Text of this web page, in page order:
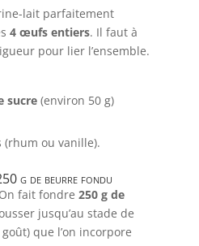
lait parfaitement
4 œufs entiers. Il faut à
pour lier l’ensemble.
sucre(environ 50 g)
(rhum ou vanille).
g de beurre fondu
fait fondre 250 g de
jusqu’au stade de
que l’on incorpore